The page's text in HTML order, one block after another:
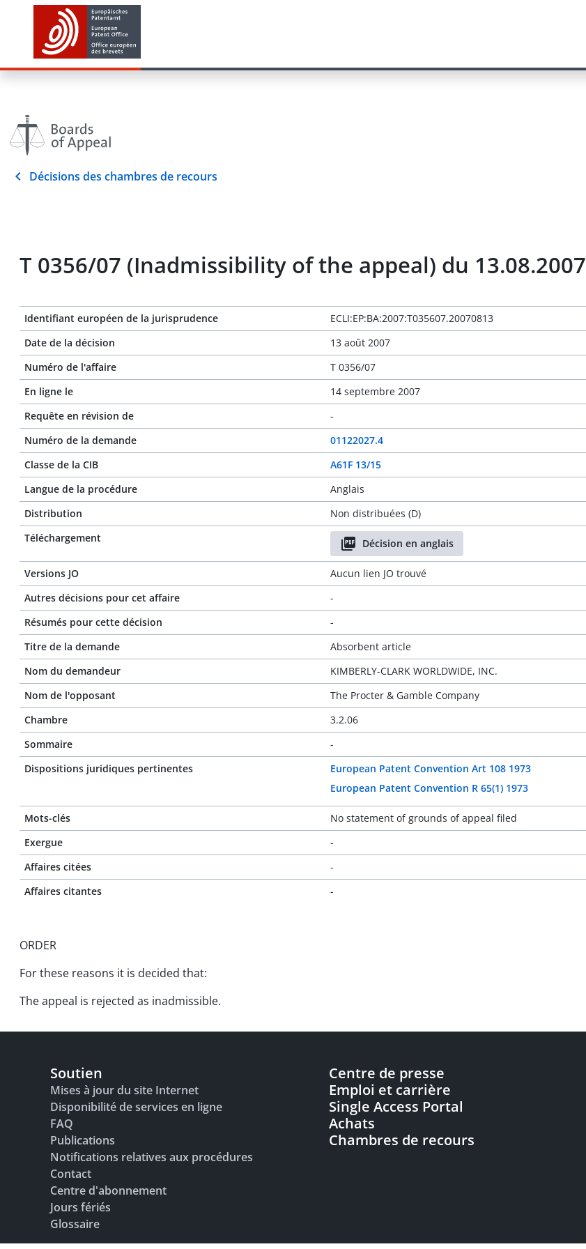
Décisions des chambres de recours
T 0356/07 (Inadmissibility of the appeal) du 13.08.2007
Identifiant européen de la jurisprudence
ECLI:EP:BA:2007:T035607.20070813
Date de la décision
13 août 2007
Numéro de l'affaire
T 0356/07
En ligne le
14 septembre 2007
Requête en révision de
-
Numéro de la demande
01122027.4
Classe de la CIB
A61F 13/15
Langue de la procédure
Anglais
Distribution
Non distribuées (D)
Téléchargement
Décision en anglais
Versions JO
Aucun lien JO trouvé
Autres décisions pour cet affaire
-
Résumés pour cette décision
-
Titre de la demande
Absorbent article
Nom du demandeur
KIMBERLY-CLARK WORLDWIDE, INC.
Nom de l'opposant
The Procter & Gamble Company
Chambre
3.2.06
Sommaire
-
Dispositions juridiques pertinentes
European Patent Convention Art 108 1973
European Patent Convention R 65(1) 1973
Mots-clés
No statement of grounds of appeal filed
Exergue
-
Affaires citées
-
Affaires citantes
-
ORDER
For these reasons it is decided that:
The appeal is rejected as inadmissible.
Soutien
Mises à jour du site Internet
Disponibilité de services en ligne
FAQ
Publications
Notifications relatives aux procédures
Contact
Centre d'abonnement
Jours fériés
Glossaire
Centre de presse
Emploi et carrière
Single Access Portal
Achats
Chambres de recours